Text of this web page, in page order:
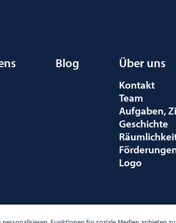
Blog Über uns
Kontakt
Team
Aufgaben,
Geschichte
Logo